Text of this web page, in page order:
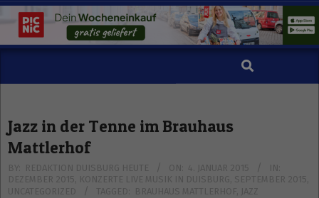
Search
Jazz in der Tenne im Brauhaus
Mattlerhof
BY: REDAKTION DUISBURG HEUTE ON: 4. JANUAR 2015
IN:
DEZEMBER 2015
KONZERTE LIVE MUSIK IN DUISBURG SEPTEMBER 2015
UNCATEGORIZED
TAGGED: BRAUHAUS MATTLERHOF JAZZ